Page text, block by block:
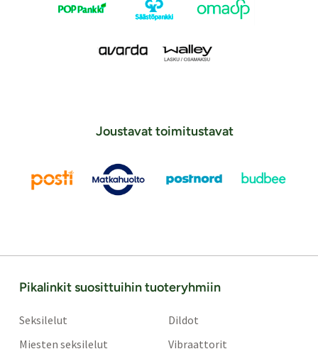
Joustavat toimitustavat
Pikalinkit suosittuihin tuoteryhmiin
Seksilelut
Miesten seksilelut
Dildot
Vibraattorit